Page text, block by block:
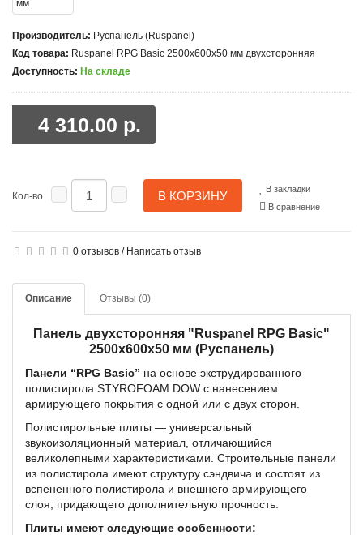
Производитель: Руспанель (Ruspanel)
Код товара: Ruspanel RPG Basic 2500x600x50 мм двухсторонняя
Доступность: На складе
4 310.00 р.
Кол-во В КОРЗИНУ
В закладки
В сравнение
0 отзывов / Написать отзыв
Описание Отзывы (0)
Панель двухсторонняя "Ruspanel RPG Basic"
2500x600x50 мм (Руспанель)
Панели “RPG Basic” на основе экструдированного
полистирола STYROFOAM DOW с нанесением
армирующего покрытия с одной или с двух сторон.
Полистирольные плиты — универсальный
звукоизоляционный материал, отличающийся
великолепными характеристиками. Строительные панели
из полистирола имеют структуру сэндвича и состоят из
вспененного полистирола и внешнего армирующего
слоя, придающего дополнительную прочность.
Плиты имеют следующие особенности: